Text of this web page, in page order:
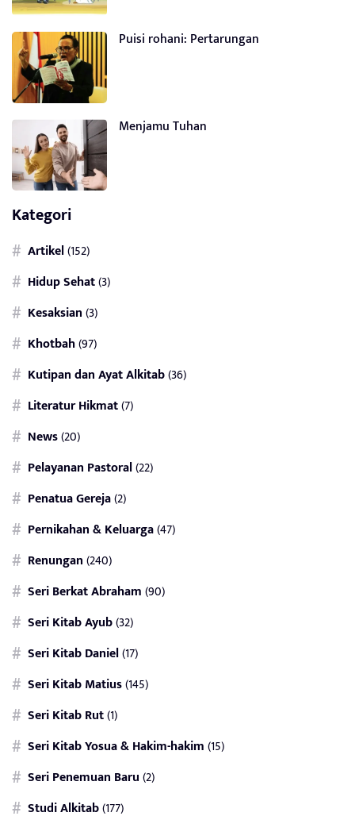
Puisi rohani: Pertarungan
Menjamu Tuhan
Kategori
Artikel(152)
Hidup Sehat(3)
Kesaksian(3)
Khotbah(97)
Kutipan dan Ayat Alkitab(36)
Literatur Hikmat(7)
News(20)
Pelayanan Pastoral(22)
Penatua Gereja(2)
Pernikahan & Keluarga(47)
Renungan(240)
Seri Berkat Abraham(90)
Seri Kitab Ayub(32)
Seri Kitab Daniel(17)
Seri Kitab Matius(145)
Seri Kitab Rut(1)
Seri Kitab Yosua & Hakim-hakim(15)
Seri Penemuan Baru(2)
Studi Alkitab(177)